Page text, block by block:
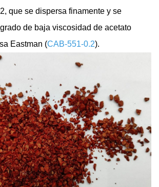
que se dispersa finamente y se
de baja viscosidad de acetato
Eastman (CAB-551-0.2).